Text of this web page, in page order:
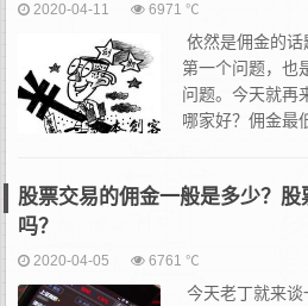
2020-04-11 6971 ℃
依然是佣金的
第一个问题，也
问题。今天就再
哪家好？佣金最
股票交易的佣金一般是多少？
吗？
2020-04-05 6761 ℃
今天老丁就来